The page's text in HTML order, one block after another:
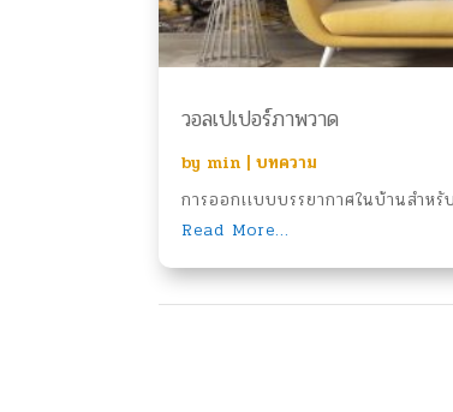
วอลเปเปอร์ภาพวาด
by min | บทความ
การออกเเบบบรรยากาศในบ้านสำห
Read More...